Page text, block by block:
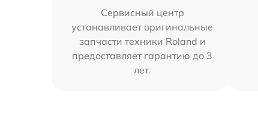
Сервисный центр
устанавливает оригинальные
запчасти техники Roland и
предоставляет гарантию до 3
лет.